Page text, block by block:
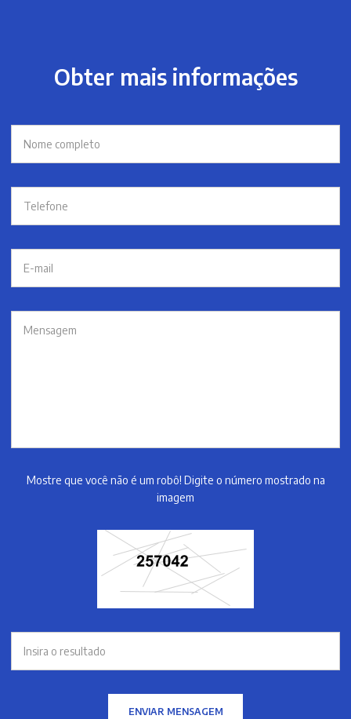
Obter mais informações
Mostre que você não é um robô! Digite o número mostrado na
imagem
ENVIAR MENSAGEM